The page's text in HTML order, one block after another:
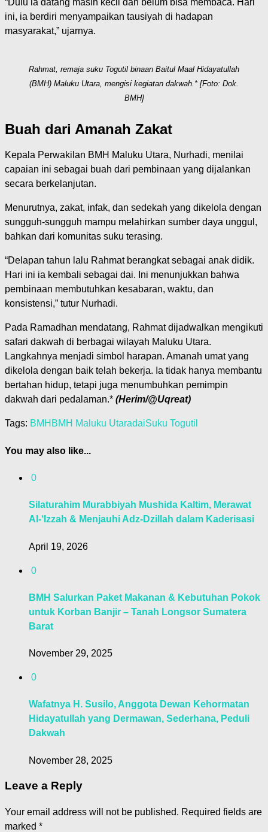
ini, ia berdiri menyampaikan tausiyah di hadapan
masyarakat,” ujarnya.
Rahmat, remaja suku Togutil binaan Baitul Maal Hidayatullah
(BMH) Maluku Utara, mengisi kegiatan dakwah.* [Foto: Dok.
BMH]
Buah dari Amanah Zakat
Kepala Perwakilan BMH Maluku Utara, Nurhadi, menilai
capaian ini sebagai buah dari pembinaan yang dijalankan
secara berkelanjutan.
Menurutnya, zakat, infak, dan sedekah yang dikelola dengan
sungguh-sungguh mampu melahirkan sumber daya unggul,
bahkan dari komunitas suku terasing.
“Delapan tahun lalu Rahmat berangkat sebagai anak didik.
Hari ini ia kembali sebagai dai. Ini menunjukkan bahwa
pembinaan membutuhkan kesabaran, waktu, dan
konsistensi,” tutur Nurhadi.
Pada Ramadhan mendatang, Rahmat dijadwalkan mengikuti
safari dakwah di berbagai wilayah Maluku Utara.
Langkahnya menjadi simbol harapan. Amanah umat yang
dikelola dengan baik telah bekerja. Ia tidak hanya membantu
bertahan hidup, tetapi juga menumbuhkan pemimpin
dakwah dari pedalaman.* (Herim/@Uqreat)
Tags: BMH BMH Maluku UtaradaiSuku Togutil
You may also like...
0
Silaturahim Murabbiyah Mushida Kaltim, Merawat
Al-‘Izzah & Menjauhi Adz-Dzillah dalam Kaderisasi
April 19, 2026
0
BMH Salurkan Paket Makanan & Kebutuhan Pokok
untuk Korban Banjir – Tanah Longsor Sumatera
Barat
November 29, 2025
0
Wafatnya H. Susilo, Anggota Dewan Kehormatan
Hidayatullah yang Dermawan, Sederhana, Peduli
Dakwah
November 28, 2025
Leave a Reply
Your email address will not be published. Required fields are
marked *